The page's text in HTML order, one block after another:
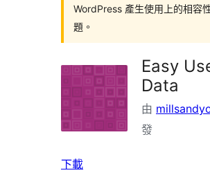
WordPress 產生使用上的相容
題。
Easy
Data
由
發
下載